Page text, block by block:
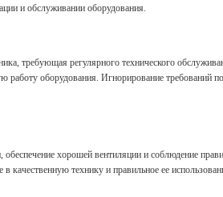
и обслуживании оборудования.
требующая регулярного технического
работу оборудования. Игнорирование требований
обеспечение хорошей вентиляции и соблюдение
качественную технику и правильное ее